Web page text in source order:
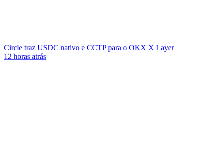
Circle traz USDC nativo e CCTP para o OKX X Layer
12 horas atrás